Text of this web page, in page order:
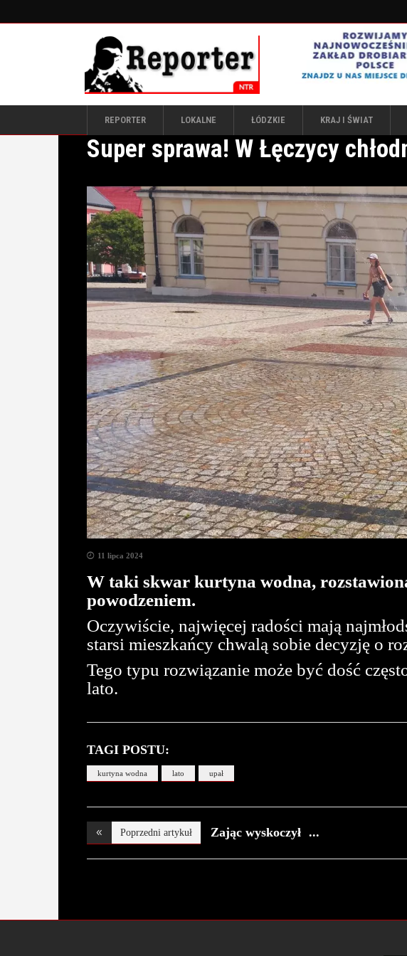
REPORTER LOKALNE ŁÓDZKIE KRAJ I ŚWIAT
Super sprawa! W Łęczycy
11 lipca 2024
W taki skwar kurtyna wodna,
powodzeniem.
Oczywiście, najwięcej radości mają
starsi mieszkańcy chwalą sobie decyzję o
Tego typu rozwiązanie może być dość
lato.
TAGI POSTU:
kurtyna wodna lato upał
Poprzedni artykuł
Zając wyskoczył